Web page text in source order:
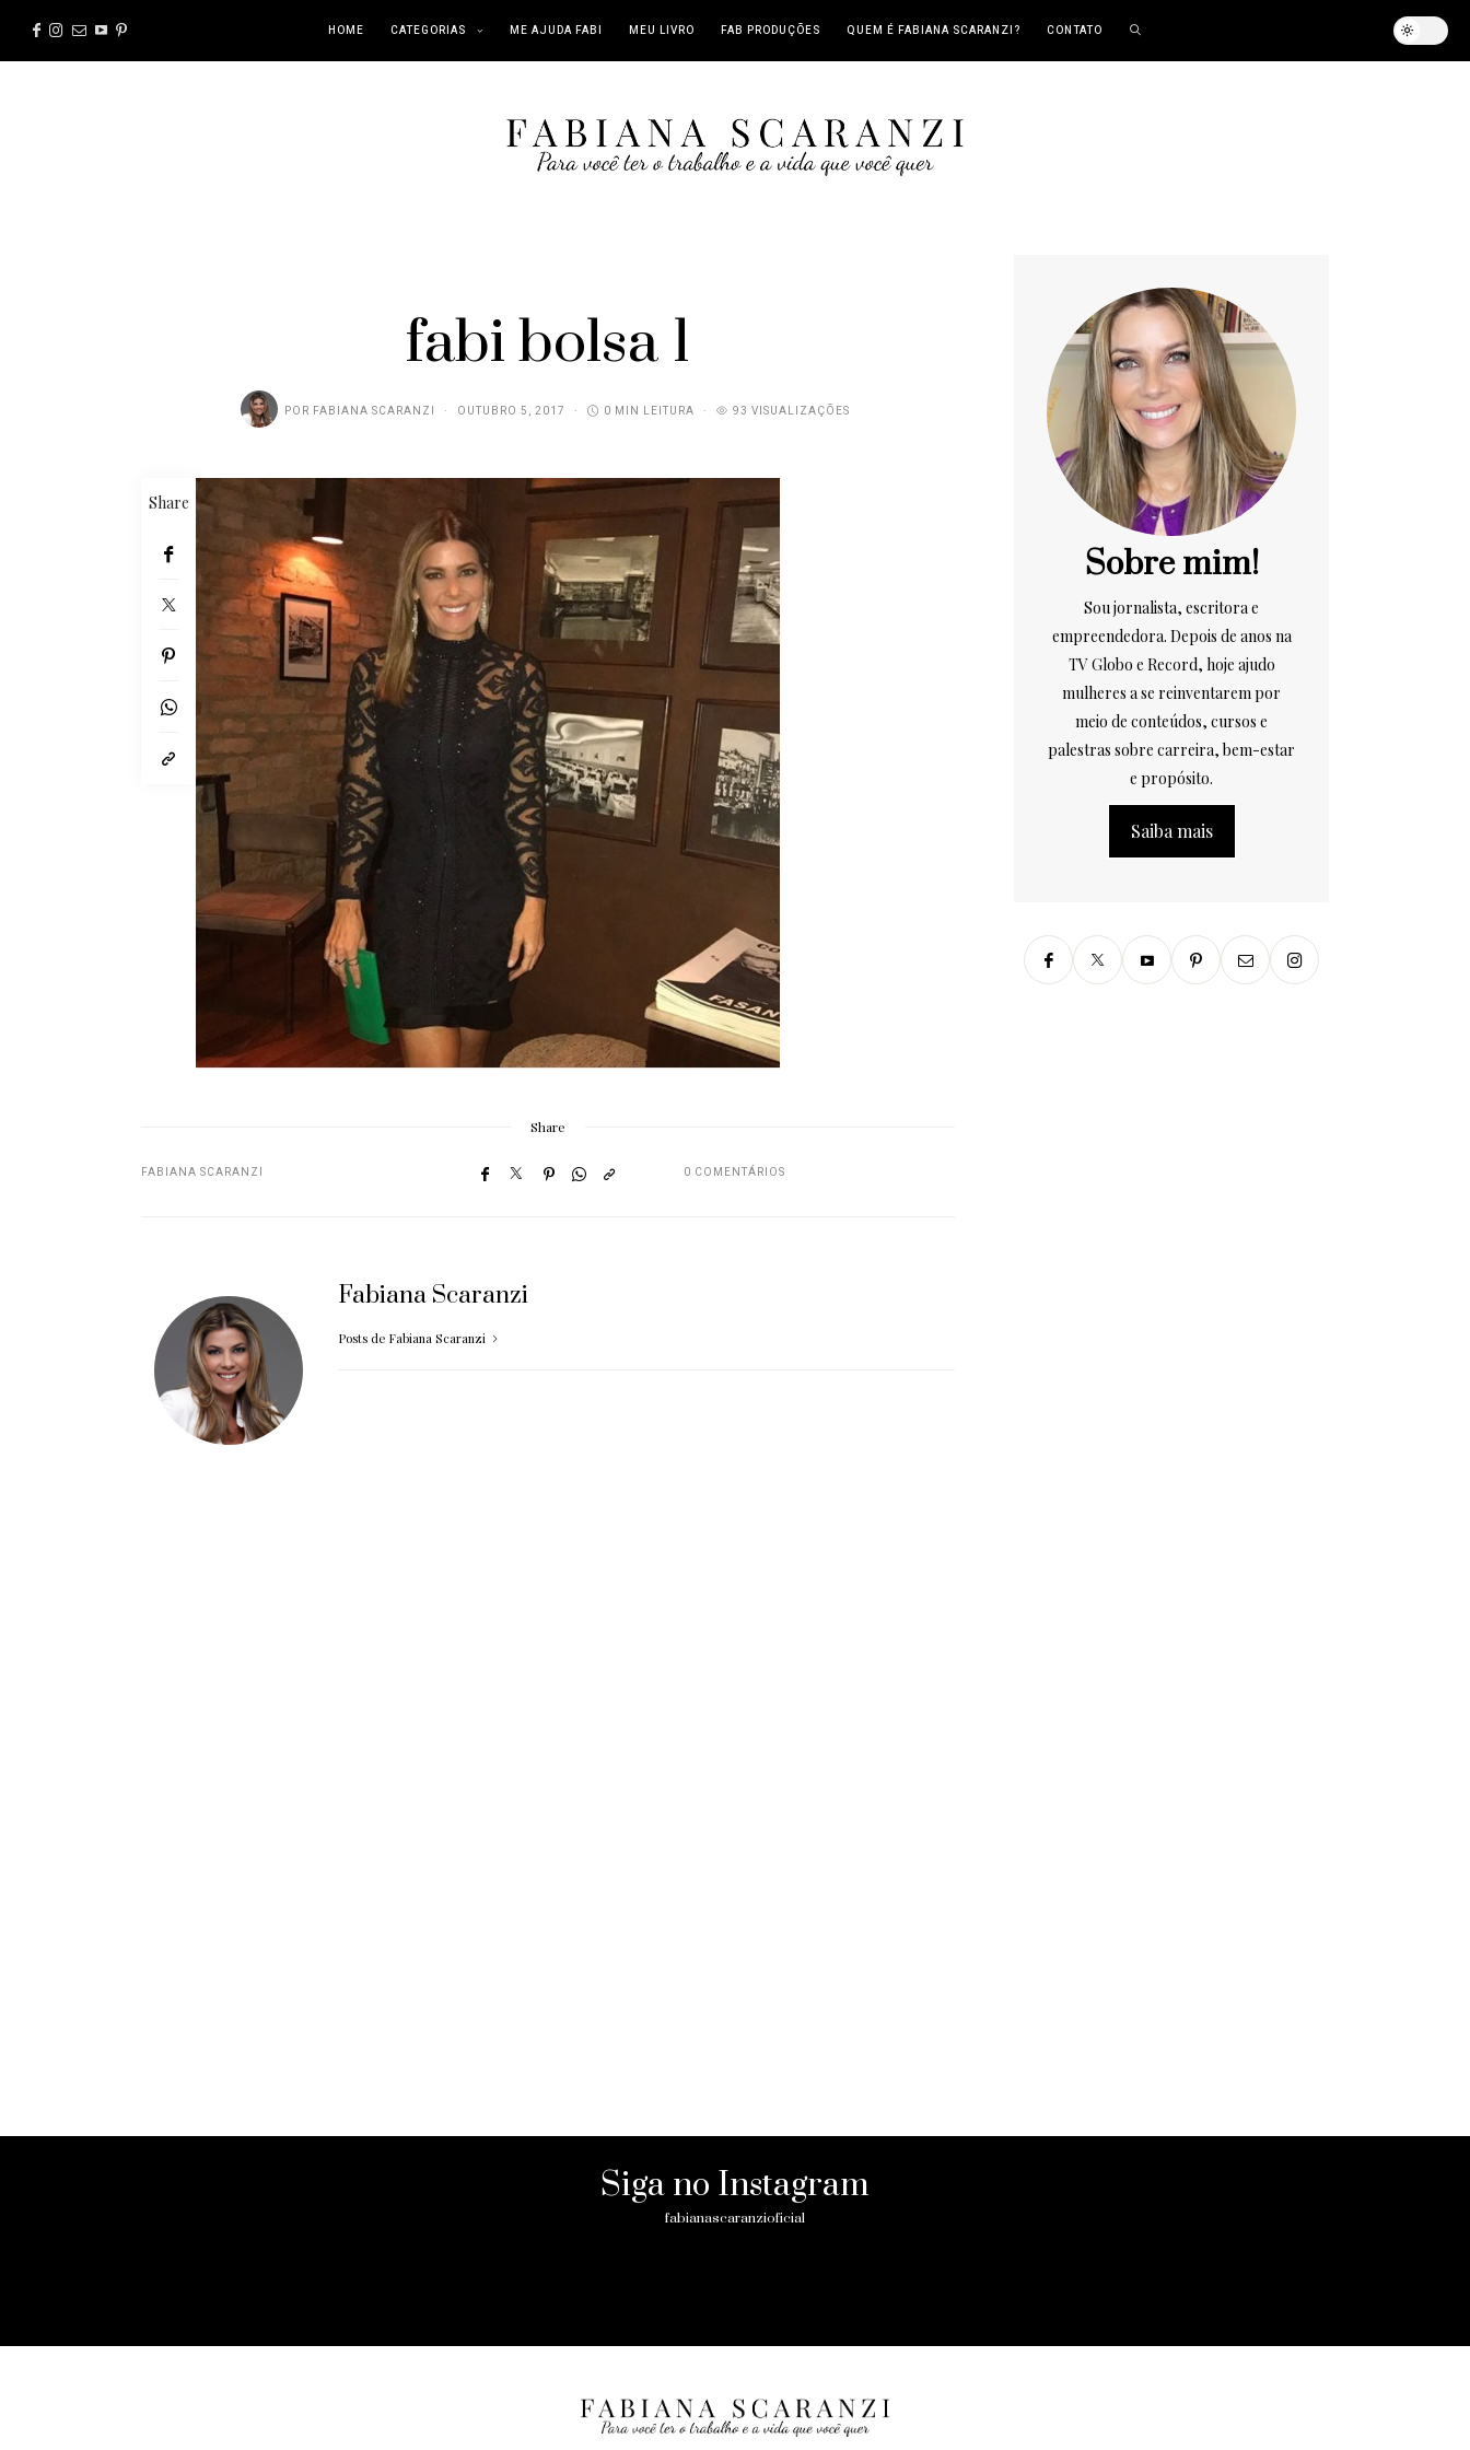
HOME CATEGORIAS ME AJUDA FABI MEU LIVRO FAB PRODUÇÕES QUEM É FABIANA SCARANZI? CONTATO
fabi bolsa 1
POR FABIANA SCARANZI OUTUBRO 5, 2017 0 MIN LEITURA 93 VISUALIZAÇÕES
Share
Share
FABIANA SCARANZI 0 COMENTÁRIOS
Fabiana Scaranzi
Posts de Fabiana Scaranzi
Sobre mim!
Sou jornalista, escritora e
empreendedora. Depois de anos na
TV Globo e Record, hoje ajudo
mulheres a se reinventarem por
meio de conteúdos, cursos e
palestras sobre carreira, bem-estar
e propósito.
Saiba mais
Siga no Instagram
fabianascaranzioficial